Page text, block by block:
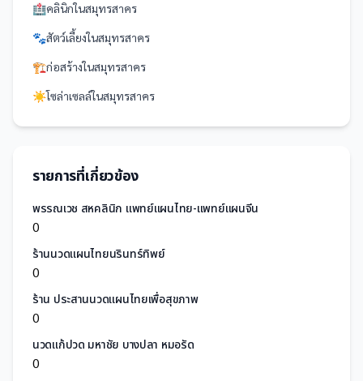
🏥คลินิกในสมุทรสาคร
🐾สัตว์เลี้ยงในสมุทรสาคร
🏗️ก่อสร้างในสมุทรสาคร
☀️โซล่าเซลล์ในสมุทรสาคร
รายการที่เกี่ยวข้อง
พรรณเวช สหคลินิก แพทย์แผนไทย-แพทย์แผนจีน
0
ร้านนวดแผนไทยนรินทร์ทิพย์
0
ร้าน ประสานนวดแผนไทยเพื่อสุขภาพ
0
นวดแก้ปวด มหาชัย บางปลา หมอรัด
0